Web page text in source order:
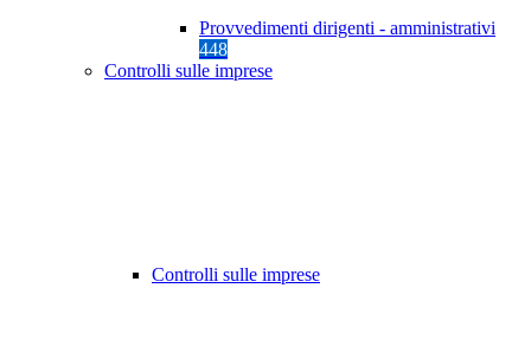
Provvedimenti dirigenti - amministrativi
448
Controlli sulle imprese
Controlli sulle imprese